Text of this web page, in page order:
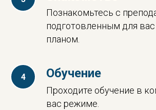
Познакомьтесь с
подготовленным для
планом.
Обучение
Проходите обучение в
вас режиме.